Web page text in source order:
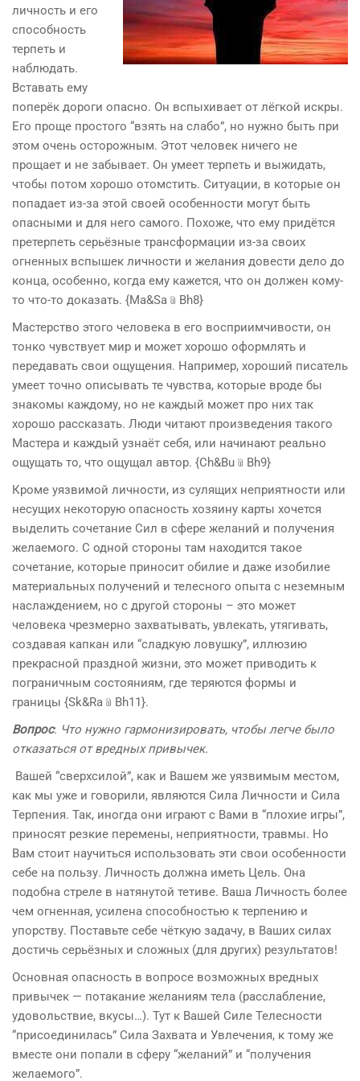
личность и его
способность
терпеть и
наблюдать.
Вставать ему
поперёк дороги опасно. Он вспыхивает от лёгкой искры.
Его проще простого “взять на слабо”, но нужно быть при
этом очень осторожным. Этот человек ничего не
прощает и не забывает. Он умеет терпеть и выжидать,
чтобы потом хорошо отомстить. Ситуации, в которые он
попадает из-за этой своей особенности могут быть
опасными и для него самого. Похоже, что ему придётся
претерпеть серьёзные трансформации из-за своих
огненных вспышек личности и желания довести дело до
конца, особенно, когда ему кажется, что он должен кому-
то что-то доказать. {Ma&Sa﹫Bh8}
Мастерство этого человека в его восприимчивости, он
тонко чувствует мир и может хорошо оформлять и
передавать свои ощущения. Например, хороший писатель
умеет точно описывать те чувства, которые вроде бы
знакомы каждому, но не каждый может про них так
хорошо рассказать. Люди читают произведения такого
Мастера и каждый узнаёт себя, или начинают реально
ощущать то, что ощущал автор. {Ch&Bu﹫Bh9}
Кроме уязвимой личности, из сулящих неприятности или
несущих некоторую опасность хозяину карты хочется
выделить сочетание Сил в сфере желаний и получения
желаемого. С одной стороны там находится такое
сочетание, которые приносит обилие и даже изобилие
материальных получений и телесного опыта с неземным
наслаждением, но с другой стороны – это может
человека чрезмерно захватывать, увлекать, утягивать,
создавая капкан или “сладкую ловушку”, иллюзию
прекрасной праздной жизни, это может приводить к
пограничным состояниям, где теряются формы и
границы {Sk&Ra﹫Bh11}.
Вопрос: Что нужно гармонизировать, чтобы легче было
отказаться от вредных привычек.
Вашей “сверхсилой”, как и Вашем же уязвимым местом,
как мы уже и говорили, являются Сила Личности и Сила
Терпения. Так, иногда они играют с Вами в “плохие игры”,
приносят резкие перемены, неприятности, травмы. Но
Вам стоит научиться использовать эти свои особенности
себе на пользу. Личность должна иметь Цель. Она
подобна стреле в натянутой тетиве. Ваша Личность более
чем огненная, усилена способностью к терпению и
упорству. Поставьте себе чёткую задачу, в Ваших силах
достичь серьёзных и сложных (для других) результатов!
Основная опасность в вопросе возможных вредных
привычек — потакание желаниям тела (расслабление,
удовольствие, вкусы…). Тут к Вашей Силе Телесности
“присоединилась” Сила Захвата и Увлечения, к тому же
вместе они попали в сферу “желаний” и “получения
желаемого”.